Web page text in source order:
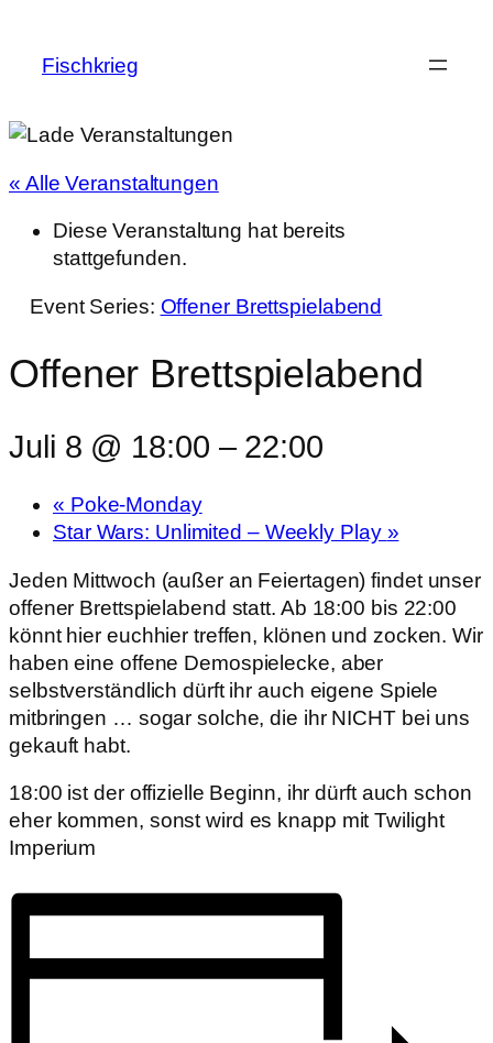
Fischkrieg
« Alle Veranstaltungen
Diese Veranstaltung hat bereits
stattgefunden.
Event Series: Offener Brettspielabend
Offener Brettspielabend
Juli 8 @ 18:00 – 22:00
« Poke-Monday
Star Wars: Unlimited – Weekly Play »
Jeden Mittwoch (außer an Feiertagen) findet unser
offener Brettspielabend statt. Ab 18:00 bis 22:00
könnt hier euchhier treffen, klönen und zocken. Wir
haben eine offene Demospielecke, aber
selbstverständlich dürft ihr auch eigene Spiele
mitbringen … sogar solche, die ihr NICHT bei uns
gekauft habt.
18:00 ist der offizielle Beginn, ihr dürft auch schon
eher kommen, sonst wird es knapp mit Twilight
Imperium